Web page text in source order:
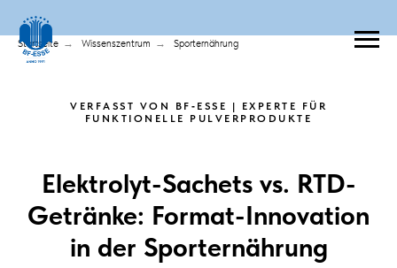
Startseite → Wissenszentrum → Sporternährung
VERFASST VON BF‑ESSE | EXPERTE FÜR
FUNKTIONELLE PULVERPRODUKTE
Elektrolyt-Sachets vs. RTD-
Getränke: Format-Innovation
in der Sporternährung